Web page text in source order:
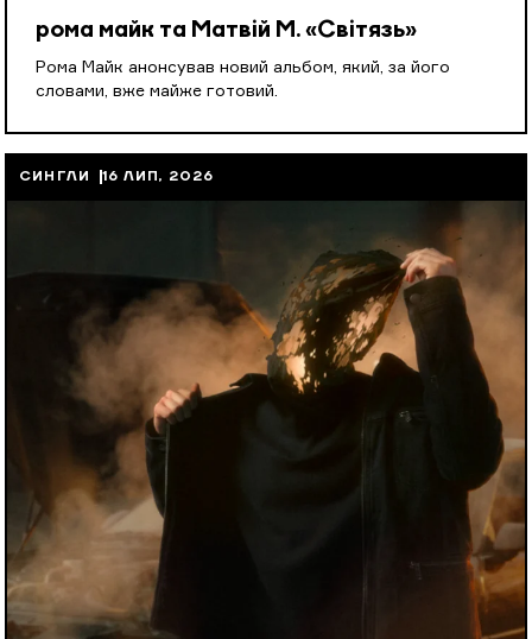
рома майк та Матвій М. «Світязь»
Рома Майк анонсував новий альбом, який, за його
словами, вже майже готовий.
СИНГЛИ 16 ЛИП, 2026